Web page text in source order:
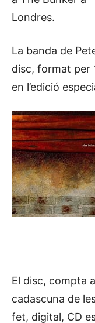
Londres.
La banda de
disc, format per
en l’edició
El disc, compta
cadascuna de
fet, digital, CD